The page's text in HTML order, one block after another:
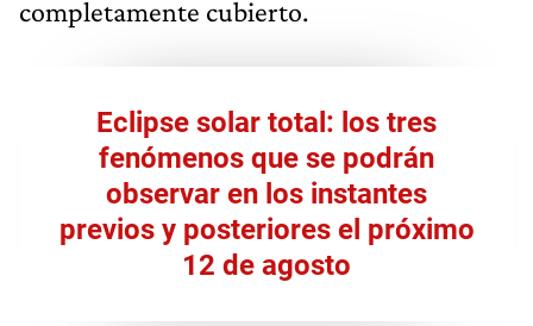
completamente cubierto.
Eclipse solar total: los tres
fenómenos que se podrán
observar en los instantes
previos y posteriores el próximo
12 de agosto